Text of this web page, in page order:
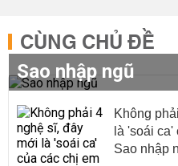
CÙNG CHỦ ĐỀ
Sao nhập ngũ
Không
là 'soái ca'
Sao nhập